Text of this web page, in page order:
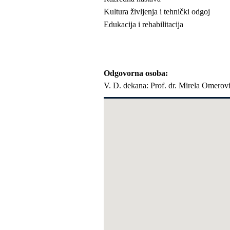
Kultura življenja i tehnički odgoj
Edukacija i rehabilitacija
Odgovorna osoba
V. D. dekana: Prof. dr. Mirela